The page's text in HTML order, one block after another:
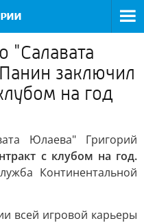
"Салавата
заключил
на год
Юлаева" Григорий
с клубом на год.
Континентальной
всей игровой карьеры